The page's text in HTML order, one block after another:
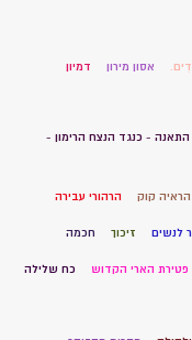
אסון מירון דמיון
- כנגד הנצח הרימון -
הראיה קוק הרהורי עבירה
לנשים זיכוך חכמה
פטירת הארי הקדוש כח שלילה